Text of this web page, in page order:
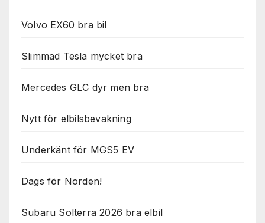
Volvo EX60 bra bil
Slimmad Tesla mycket bra
Mercedes GLC dyr men bra
Nytt för elbilsbevakning
Underkänt för MGS5 EV
Dags för Norden!
Subaru Solterra 2026 bra elbil